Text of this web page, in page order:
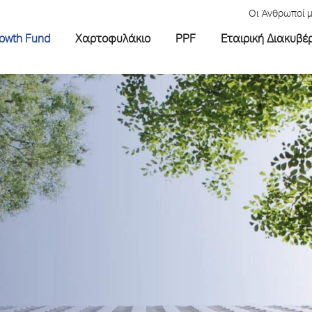
Οι Άνθρωποί
Fund Χαρτοφυλάκιο PPF Εταιρική